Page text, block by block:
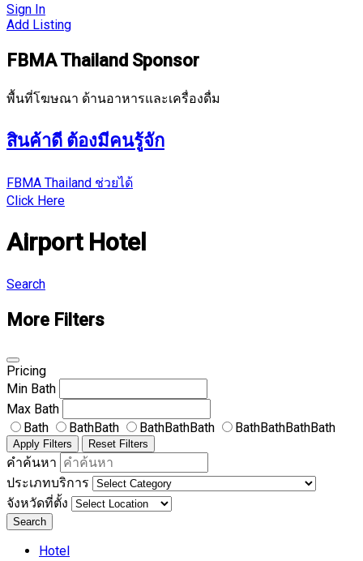
Sign In
Add Listing
FBMA Thailand Sponsor
พื้นที่โฆษณา ด้านอาหารและเครื่องดื่ม
สินค้าดี ต้องมีคนรู้จัก
FBMA Thailand ช่วยได้
Click Here
Airport Hotel
Search
More Filters
Pricing
Min Bath
Max Bath
Bath
BathBath BathBathBath BathBathBathBath
Apply Filters Reset Filters
คำค้นหา
ประเภทบริการ
จังหวัดที่ตั้ง
Search
Hotel